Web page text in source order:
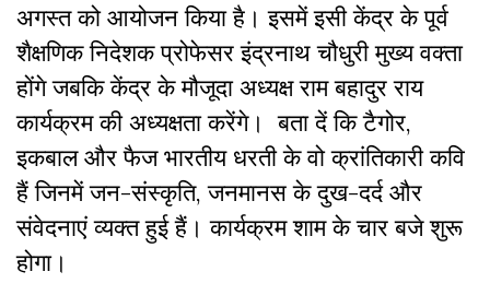
अगस्त को आयोजन किया है। इसमें इसी केंद्र के पूर्व
शैक्षणिक निदेशक प्रोफेसर इंद्रनाथ चौधुरी मुख्य वक्ता
होंगे जबकि केंद्र के मौजूदा अध्यक्ष राम बहादुर राय
कार्यक्रम की अध्यक्षता करेंगे। बता दें कि टैगोर,
इकबाल और फैज भारतीय धरती के वो क्रांतिकारी कवि
हैं जिनमें जन-संस्कृति, जनमानस के दुख-दर्द और
संवेदनाएं व्यक्त हुई हैं। कार्यक्रम शाम के चार बजे शुरू
होगा।